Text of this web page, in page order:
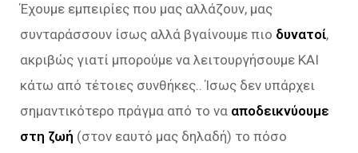
Έχουμε εμπειρίες που μας αλλάζουν, μας
συνταράσσουν ίσως αλλά βγαίνουμε πιο δυνατοί,
ακριβώς γιατί μπορούμε να λειτουργήσουμε ΚΑΙ
κάτω από τέτοιες συνθήκες.. Ίσως δεν υπάρχει
σημαντικότερο πράγμα από το να αποδεικνύουμε
στη ζωή (στον εαυτό μας δηλαδή) το πόσο